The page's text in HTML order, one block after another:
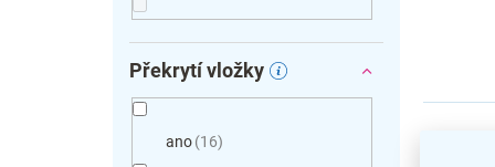
Překrytí vložky
ano 16